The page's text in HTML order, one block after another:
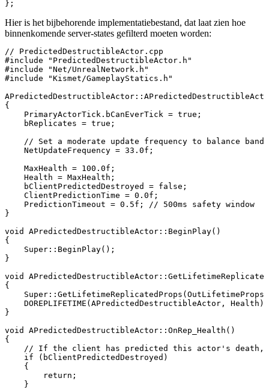
Hier is het bijbehorende implementatiebestand, dat laat zien hoe
binnenkomende server-states gefilterd moeten worden:
// PredictedDestructibleActor.cpp
#include "PredictedDestructibleActor.h"
#include "Net/UnrealNetwork.h"
#include "Kismet/GameplayStatics.h"
{
    PrimaryActorTick.bCanEverTick = true;
    bReplicates = true;
// Set a moderate update frequency to balance
    NetUpdateFrequency = 33.0f;
    MaxHealth = 100.0f;
    Health = MaxHealth;
    bClientPredictedDestroyed = false;
    ClientPredictionTime = 0.0f;
    PredictionTimeout = 0.5f; // 500ms safety window
}
void APredictedDestructibleActor::BeginPlay()
{
    Super::BeginPlay();
}
void
{
    DOREPLIFETIME(APredictedDestructibleActor, Health);
}
void APredictedDestructibleActor::OnRep_Health()
{
// If the client has predicted this actor's
    if (bClientPredictedDestroyed)
    {
        return;
    }